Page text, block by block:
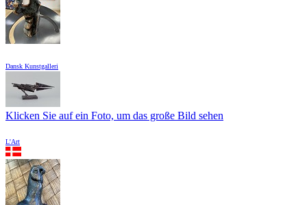
Dansk Kunstgalleri
Klicken Sie auf ein Foto, um das große Bild sehen
L'Art